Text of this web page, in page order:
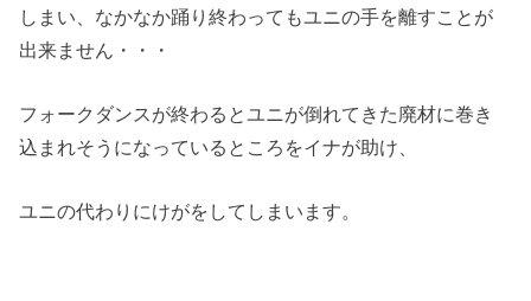
しまい、なかなか踊り終わってもユニの手を離すことが
出来ません・・・
フォークダンスが終わるとユニが倒れてきた廃材に巻き
込まれそうになっているところをイナが助け、
ユニの代わりにけがをしてしまいます。